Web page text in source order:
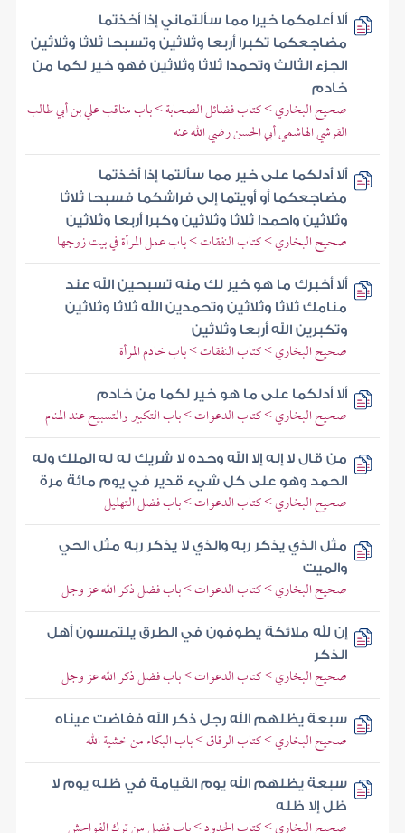
ألا أعلمكما خيرا مما سألتماني إذا أخذتما
مضاجعكما تكبرا أربعا وثلاثين وتسبحا ثلاثا وثلاثين
الجزء الثالث وتحمدا ثلاثا وثلاثين فهو خير لكما من
خادم
صحيح البخاري > كتاب فضائل الصحابة > باب مناقب علي بن أبي طالب
القرشي الهاشمي أبي الحسن رضي الله عنه
ألا أدلكما على خير مما سألتما إذا أخذتما
مضاجعكما أو أويتما إلى فراشكما فسبحا ثلاثا
وثلاثين واحمدا ثلاثا وثلاثين وكبرا أربعا وثلاثين
صحيح البخاري > كتاب النفقات > باب عمل المرأة في بيت زوجها
ألا أخبرك ما هو خير لك منه تسبحين الله عند
منامك ثلاثا وثلاثين وتحمدين الله ثلاثا وثلاثين
وتكبرين الله أربعا وثلاثين
صحيح البخاري > كتاب النفقات > باب خادم المرأة
ألا أدلكما على ما هو خير لكما من خادم
صحيح البخاري > كتاب الدعوات > باب التكبير والتسبيح عند المنام
من قال لا إله إلا الله وحده لا شريك له له الملك وله
الحمد وهو على كل شيء قدير في يوم مائة مرة
صحيح البخاري > كتاب الدعوات > باب فضل التهليل
مثل الذي يذكر ربه والذي لا يذكر ربه مثل الحي
والميت
صحيح البخاري > كتاب الدعوات > باب فضل ذكر الله عز وجل
إن لله ملائكة يطوفون في الطرق يلتمسون أهل
الذكر
صحيح البخاري > كتاب الدعوات > باب فضل ذكر الله عز وجل
سبعة يظلهم الله رجل ذكر الله ففاضت عيناه
صحيح البخاري > كتاب الرقاق > باب البكاء من خشية الله
سبعة يظلهم الله يوم القيامة في ظله يوم لا
ظل إلا ظله